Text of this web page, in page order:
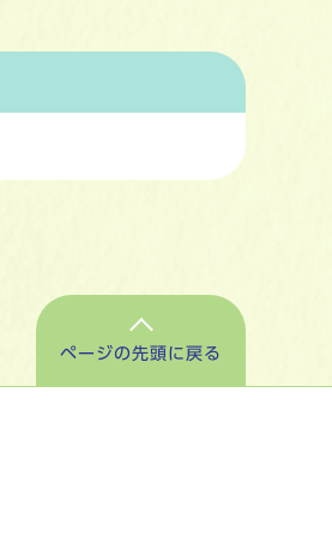
ページの先頭に戻る